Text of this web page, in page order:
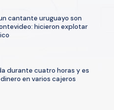
cantante uruguayo son
hicieron explotar
durante cuatro horas y es
en varios cajeros